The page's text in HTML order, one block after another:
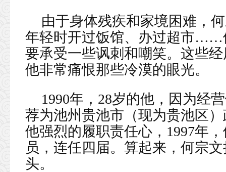
由于身体残疾和家境困难，
年轻时开过饭馆、办过超市……
要承受一些讽刺和嘲笑。这些
他非常痛恨那些冷漠的眼光。
1990年，28岁的他，因为经
荐为池州贵池市（现为贵池区
他强烈的履职责任心，1997年
员，连任四届。算起来，何宗
头。